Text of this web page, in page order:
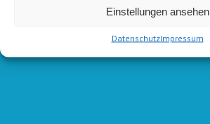
Einstellungen ansehen
DatenschutzImpressum
kurse@wsc-lindlar.de
zum Kontaktformular